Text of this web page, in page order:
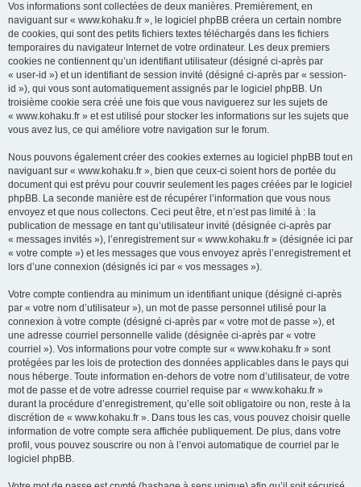
Vos informations sont collectées de deux manières. Premièrement, en
naviguant sur « www.kohaku.fr », le logiciel phpBB créera un certain nombre
de cookies, qui sont des petits fichiers textes téléchargés dans les fichiers
temporaires du navigateur Internet de votre ordinateur. Les deux premiers
cookies ne contiennent qu’un identifiant utilisateur (désigné ci-après par
« user-id ») et un identifiant de session invité (désigné ci-après par « session-
id »), qui vous sont automatiquement assignés par le logiciel phpBB. Un
troisième cookie sera créé une fois que vous naviguerez sur les sujets de
« www.kohaku.fr » et est utilisé pour stocker les informations sur les sujets que
vous avez lus, ce qui améliore votre navigation sur le forum.
Nous pouvons également créer des cookies externes au logiciel phpBB tout en
naviguant sur « www.kohaku.fr », bien que ceux-ci soient hors de portée du
document qui est prévu pour couvrir seulement les pages créées par le logiciel
phpBB. La seconde manière est de récupérer l’information que vous nous
envoyez et que nous collectons. Ceci peut être, et n’est pas limité à : la
publication de message en tant qu’utilisateur invité (désignée ci-après par
« messages invités »), l’enregistrement sur « www.kohaku.fr » (désignée ici par
« votre compte ») et les messages que vous envoyez après l’enregistrement et
lors d’une connexion (désignés ici par « vos messages »).
Votre compte contiendra au minimum un identifiant unique (désigné ci-après
par « votre nom d’utilisateur »), un mot de passe personnel utilisé pour la
connexion à votre compte (désigné ci-après par « votre mot de passe »), et
une adresse courriel personnelle valide (désignée ci-après par « votre
courriel »). Vos informations pour votre compte sur « www.kohaku.fr » sont
protégées par les lois de protection des données applicables dans le pays qui
nous héberge. Toute information en-dehors de votre nom d’utilisateur, de votre
mot de passe et de votre adresse courriel requise par « www.kohaku.fr »
durant la procédure d’enregistrement, qu’elle soit obligatoire ou non, reste à la
discrétion de « www.kohaku.fr ». Dans tous les cas, vous pouvez choisir quelle
information de votre compte sera affichée publiquement. De plus, dans votre
profil, vous pouvez souscrire ou non à l’envoi automatique de courriel par le
logiciel phpBB.